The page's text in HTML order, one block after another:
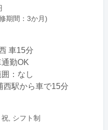
期間：3か月)
車15分
勤OK
：なし
西駅から車で15分
, シフト制